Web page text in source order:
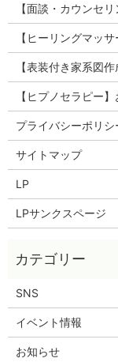
【面談・カウンセ
【ヒーリングマッ
【表装付き家系図
【ヒプノセラピー
プライバシーポリシ
サイトマップ
LP
LPサンクスページ
SNS
イベント情報
お知らせ